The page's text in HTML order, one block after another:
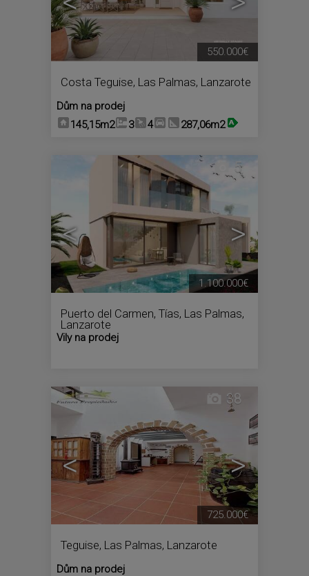
Costa Teguise, Las Palmas, Lanzarote
Dům na prodej
145,15m2
3 4 287,06m2
550.000€
< >
5
Puerto del Carmen, Tías, Las Palmas,
Lanzarote
Vily na prodej
1.100.000€
< >
38
Teguise, Las Palmas, Lanzarote
Dům na prodej
725.000€